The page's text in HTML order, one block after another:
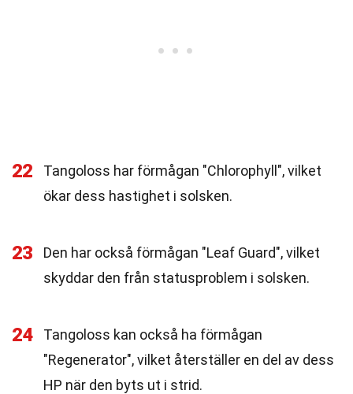
22
Tangoloss har förmågan "Chlorophyll", vilket
ökar dess hastighet i solsken.
23
Den har också förmågan "Leaf Guard", vilket
skyddar den från statusproblem i solsken.
24
Tangoloss kan också ha förmågan
"Regenerator", vilket återställer en del av dess
HP när den byts ut i strid.